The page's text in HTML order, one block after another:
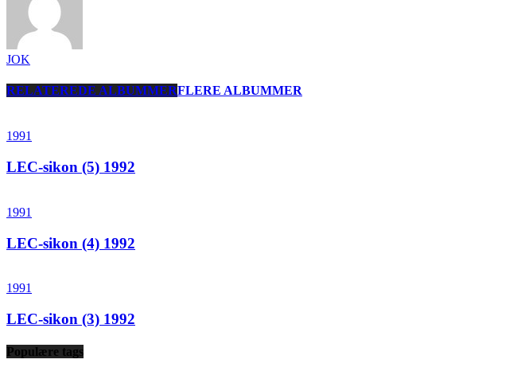
JOK
RELATEREDE ALBUMMERFLERE ALBUMMER
1991
LEC-sikon (5) 1992
1991
LEC-sikon (4) 1992
1991
LEC-sikon (3) 1992
Populære tags